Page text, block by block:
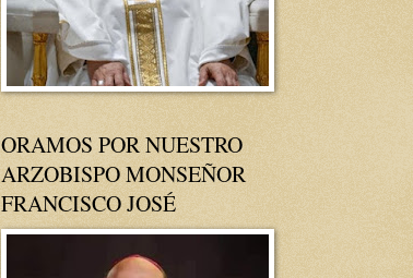
ORAMOS POR NUESTRO
ARZOBISPO MONSEÑOR
FRANCISCO JOSÉ